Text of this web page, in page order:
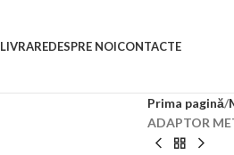
LIVRAREDESPRE NOICONTACTE
Prima pagină
ADAPTOR